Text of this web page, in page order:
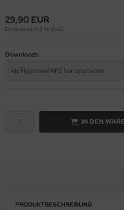
29,90 EUR
Endpreis nach § 19 UStG.
Downloads
Als Hypnose-MP3 herunterladen
IN DEN
PRODUKTBESCHREIBUNG